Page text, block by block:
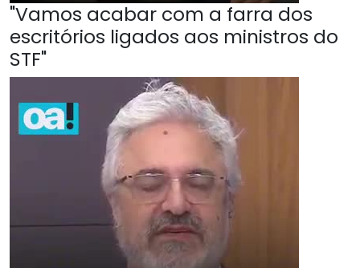
"Vamos acabar com a farra dos
escritórios ligados aos ministros do
STF"